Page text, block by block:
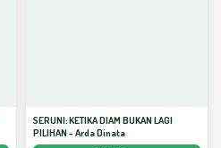
SERUNI: KETIKA DIAM BUKAN LAGI
PILIHAN - Arda Dinata